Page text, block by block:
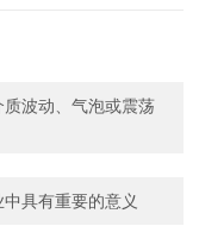
波动、气泡或震荡
具有重要的意义